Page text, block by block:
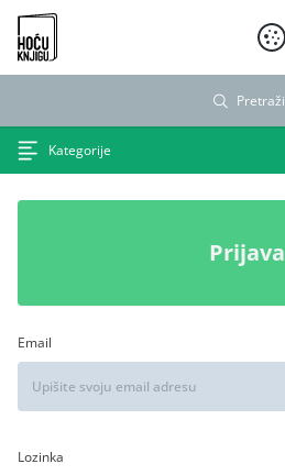
Hoću knjigu crni logo
Pretraži
Kategorije
Prijava
Email
Lozinka